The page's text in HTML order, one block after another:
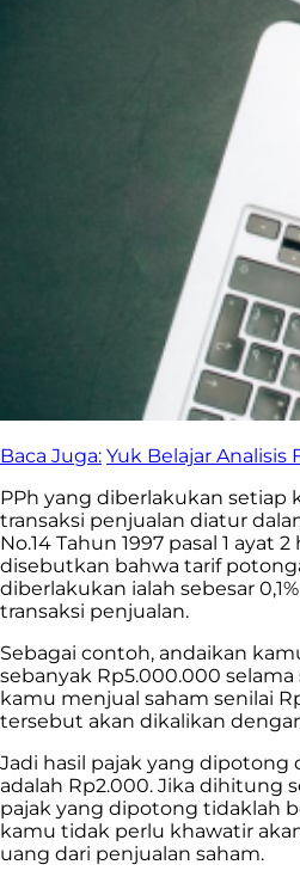
Baca Juga: Yuk Belajar
PPh yang diberlakukan setiap
transaksi penjualan diatur
No.14 Tahun 1997 pasal 1 ayat
disebutkan bahwa tarif
diberlakukan ialah sebesar
transaksi penjualan.
Sebagai contoh, andaikan
sebanyak Rp5.000.000
kamu menjual saham senilai
tersebut akan dikalikan dengan
Jadi hasil pajak yang dipotong
adalah Rp2.000. Jika dihitung
pajak yang dipotong tidaklah
kamu tidak perlu khawatir
uang dari penjualan saham.